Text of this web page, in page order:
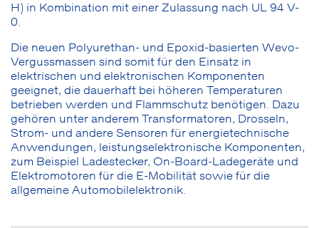
H) in Kombination mit einer Zulassung nach UL 94 V-
0.
Die neuen Polyurethan- und Epoxid-basierten Wevo-
Vergussmassen sind somit für den Einsatz in
elektrischen und elektronischen Komponenten
geeignet, die dauerhaft bei höheren Temperaturen
betrieben werden und Flammschutz benötigen. Dazu
gehören unter anderem Transformatoren, Drosseln,
Strom- und andere Sensoren für energietechnische
Anwendungen, leistungselektronische Komponenten,
zum Beispiel Ladestecker, On-Board-Ladegeräte und
Elektromotoren für die E-Mobilität sowie für die
allgemeine Automobilelektronik.